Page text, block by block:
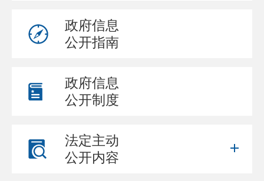
政府信息
公开指南
政府信息
公开制度
法定主动
公开内容